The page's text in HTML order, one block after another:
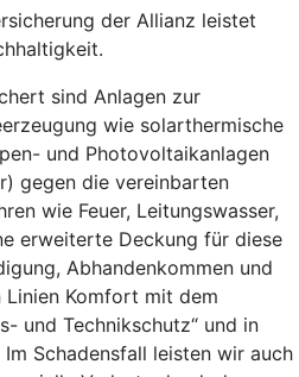
der Allianz leistet
sind Anlagen zur
wie solarthermische
und Photovoltaikanlagen
gegen die vereinbarten
wie Feuer, Leitungswasser,
erweiterte Deckung für diese
Abhandenkommen und
Komfort mit dem
und Technikschutz“ und in
Schadensfall leisten wir auch